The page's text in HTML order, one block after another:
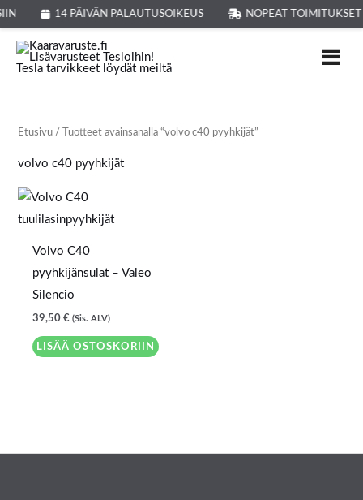
14 PÄIVÄN PALAUTUSOIKEUS NOPEAT
Siirry
sisältöön
Etusivu / Tuotteet avainsanalla “volvo c40 pyyhkijät”
volvo c40 pyyhkijät
Volvo C40
pyyhkijänsulat – Valeo
Silencio
39,50 € (Sis. ALV)
LISÄÄ OSTOSKORIIN